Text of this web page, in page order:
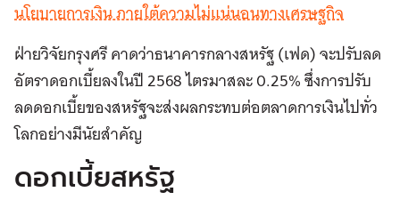
นโยบายการเงิน ภายใต้ความไม่แน่นอนทางเศรษฐกิจ
ฝ่ายวิจัยกรุงศรี คาดว่าธนาคารกลางสหรัฐ (เฟด) จะปรับลด
อัตราดอกเบี้ยลงในปี 2568 ไตรมาสละ 0.25% ซึ่งการปรับ
ลดดอกเบี้ยของสหรัฐจะส่งผลกระทบต่อตลาดการเงินไปทั่ว
โลกอย่างมีนัยสำคัญ
ดอกเบี้ยสหรัฐ